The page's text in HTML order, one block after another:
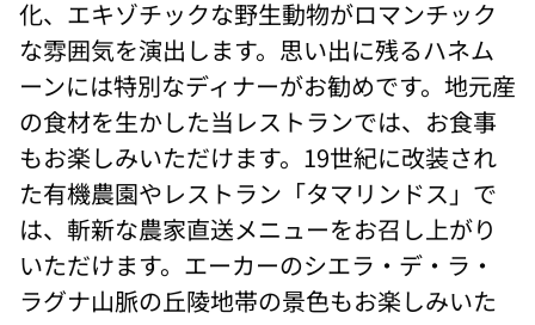
化、エキゾチックな野生動物がロマンチック
な雰囲気を演出します。思い出に残るハネム
ーンには特別なディナーがお勧めです。地元産
の食材を生かした当レストランでは、お食事
もお楽しみいただけます。19世紀に改装され
た有機農園やレストラン「タマリンドス」で
は、斬新な農家直送メニューをお召し上がり
いただけます。エーカーのシエラ・デ・ラ・
ラグナ山脈の丘陵地帯の景色もお楽しみいた